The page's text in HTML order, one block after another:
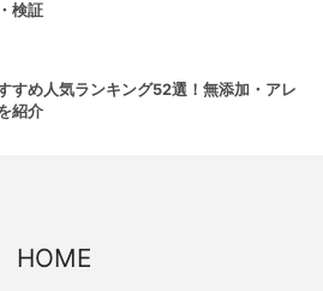
検証
すめ人気ランキング52選！無添加・アレ
紹介
HOME